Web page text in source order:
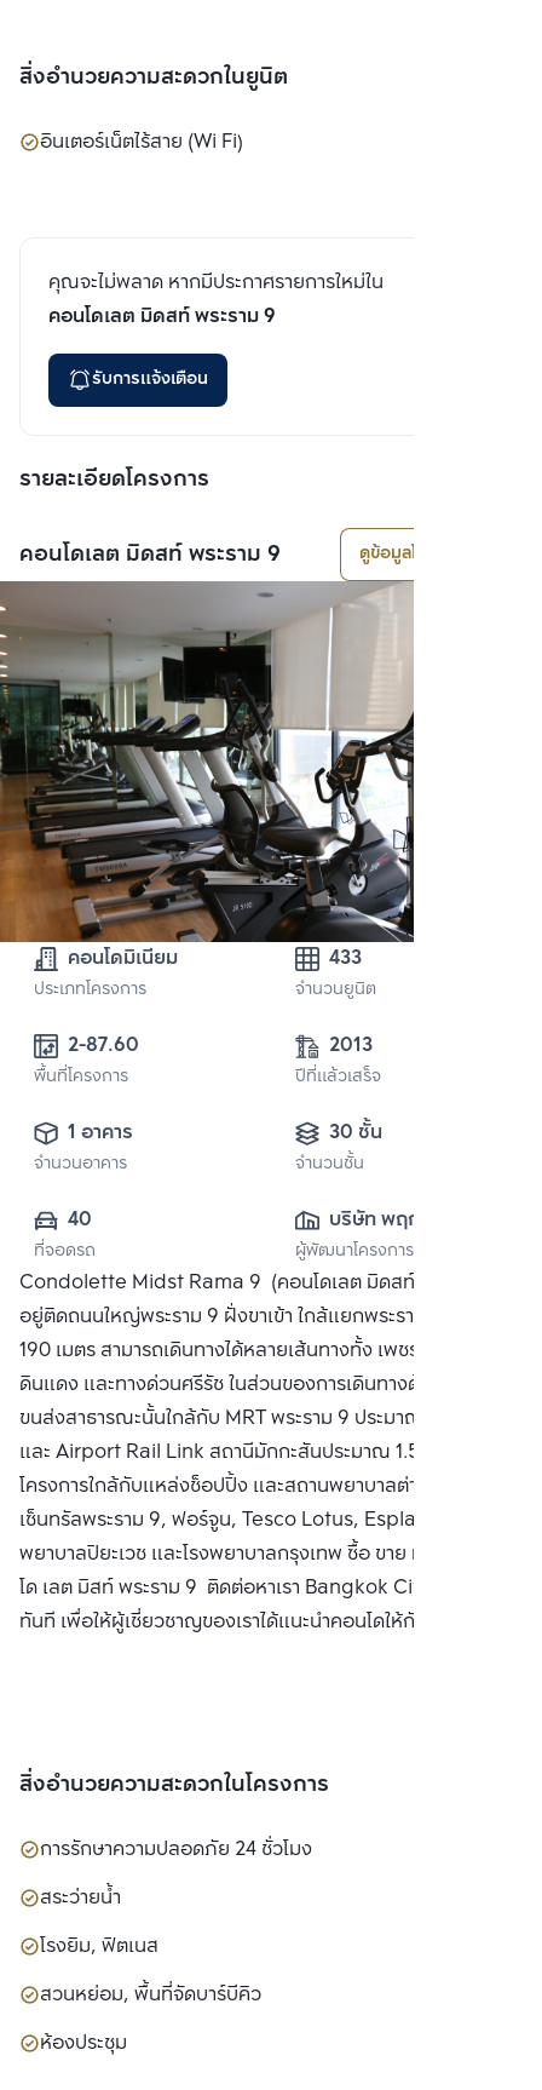
สิ่งอำนวยความสะดวกในยูนิต
อินเตอร์เน็ตไร้สาย (Wi Fi)
คุณจะไม่พลาด หากมีประกาศรายการใหม่ใน
คอนโดเลต มิดสท์ พระราม 9
รับการแจ้งเตือน
รายละเอียดโครงการ
คอนโดเลต มิดสท์ พระราม 9 ดูข้อมูลโครงการ
คอนโดมิเนียม
ประเภทโครงการ
433
จำนวนยูนิต
พื้นที่โครงการ
2013
ปีที่แล้วเสร็จ
1 อาคาร
จำนวนอาคาร
30 ชั้น
จำนวนชั้น
40
ที่จอดรถ
บริษัท พฤกษา เรียล
เอสเตท จำกัด
(มหาชน)
ผู้พัฒนาโครงการ
Condolette Midst Rama 9 (คอนโดเลต มิดสท์ พระราม 9)
อยู่ติดถนนใหญ่พระราม 9 ฝั่งขาเข้า ใกล้แยกพระราม 9 ประมาณ
190 เมตร สามารถเดินทางได้หลายเส้นทางทั้ง เพชรบุรี, สุขุมวิท,
ดินแดง และทางด่วนศรีรัช ในส่วนของการเดินทางด้วยระบบ
ขนส่งสาธารณะนั้นใกล้กับ MRT พระราม 9 ประมาณ 350 เมตร
และ Airport Rail Link สถานีมักกะสันประมาณ 1.5 กิโลเมตร
โครงการใกล้กับแหล่งช็อปปิ้ง และสถานพยาบาลต่างๆทั้ง
เซ็นทรัลพระราม 9, ฟอร์จูน, Tesco Lotus, Esplanade, โรง
พยาบาลปิยะเวช และโรงพยาบาลกรุงเทพ ซื้อ ขาย หรือ เช่า คอน
โด เลต มิสท์ พระราม 9 ติดต่อหาเรา Bangkok CitiSmart ได้
ทันที เพื่อให้ผู้เชี่ยวชาญของเราได้แนะนำคอนโดให้กับท่าน
สิ่งอำนวยความสะดวกในโครงการ
การรักษาความปลอดภัย 24 ชั่วโมง
สระว่ายน้ำ
โรงยิม, ฟิตเนส
สวนหย่อม, พื้นที่จัดบาร์บีคิว
ห้องประชุม